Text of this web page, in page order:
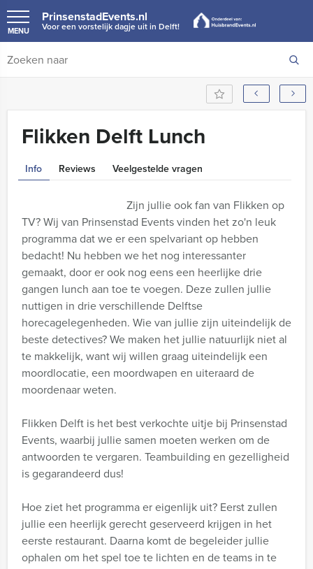
PrinsenstadEvents.nl
Voor een vorstelijk dagje uit in Delft!
MENU
Flikken Delft Lunch
Info Reviews Veelgestelde vragen
Zijn jullie ook fan van Flikken op
TV? Wij van Prinsenstad Events vinden het zo'n leuk
programma dat we er een spelvariant op hebben
bedacht! Nu hebben we het nog interessanter
gemaakt, door er ook nog eens een heerlijke drie
gangen lunch aan toe te voegen. Deze zullen jullie
nuttigen in drie verschillende Delftse
horecagelegenheden. Wie van jullie zijn uiteindelijk de
beste detectives? We maken het jullie natuurlijk niet al
te makkelijk, want wij willen graag uiteindelijk een
moordlocatie, een moordwapen en uiteraard de
moordenaar weten.
Flikken Delft is het best verkochte uitje bij Prinsenstad
Events, waarbij jullie samen moeten werken om de
antwoorden te vergaren. Teambuilding en gezelligheid
is gegarandeerd dus!
Hoe ziet het programma er eigenlijk uit? Eerst zullen
jullie een heerlijk gerecht geserveerd krijgen in het
eerste restaurant. Daarna komt de begeleider jullie
ophalen om het spel toe te lichten en de teams in te